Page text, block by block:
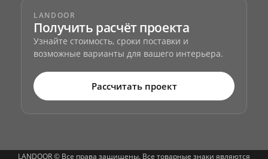
LANDOOR
Получить расчёт проекта
Узнайте стоимость, сроки поставки и
возможные варианты для вашего интерьера.
Рассчитать проект
LANDOOR © Все права защищены. Все товарные знаки являются